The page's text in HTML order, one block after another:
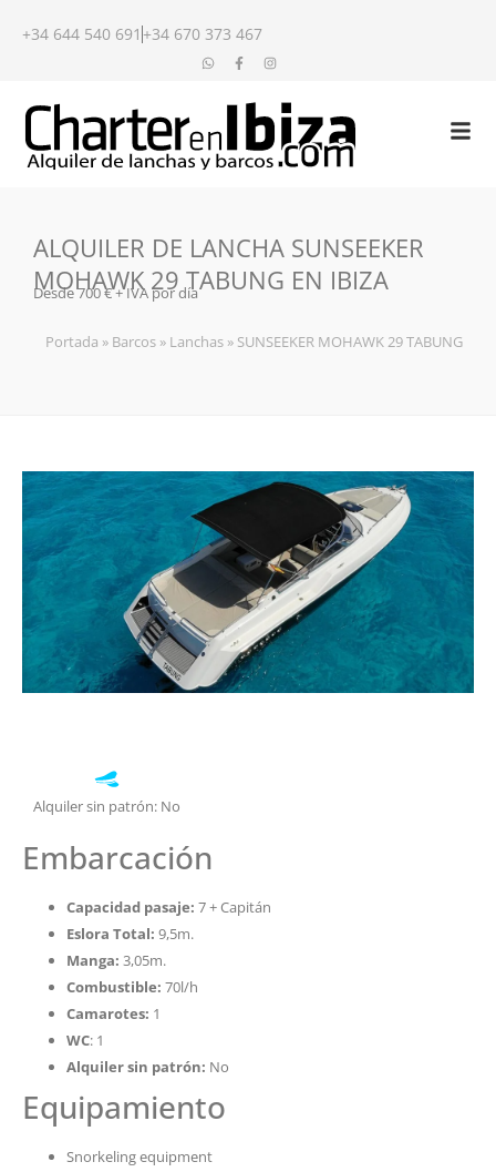
+34 644 540 691 +34 670 373 467
ALQUILER DE LANCHA SUNSEEKER
MOHAWK 29 TABUNG EN IBIZA
Desde 700 € + IVA por día
Portada » Barcos » Lanchas » SUNSEEKER MOHAWK 29 TABUNG
Alquiler sin patrón: No
Embarcación
Capacidad pasaje: 7 + Capitán
Eslora Total: 9,5m.
Manga: 3,05m.
Combustible: 70l/h
Camarotes: 1
WC: 1
Alquiler sin patrón: No
Equipamiento
Snorkeling equipment